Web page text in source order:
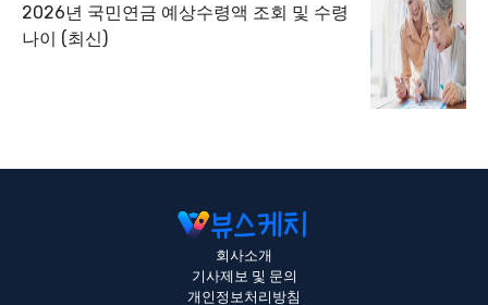
2026년 국민연금 예상수령액 조회 및 수령
나이 (최신)
회사소개
기사제보 및 문의
개인정보처리방침